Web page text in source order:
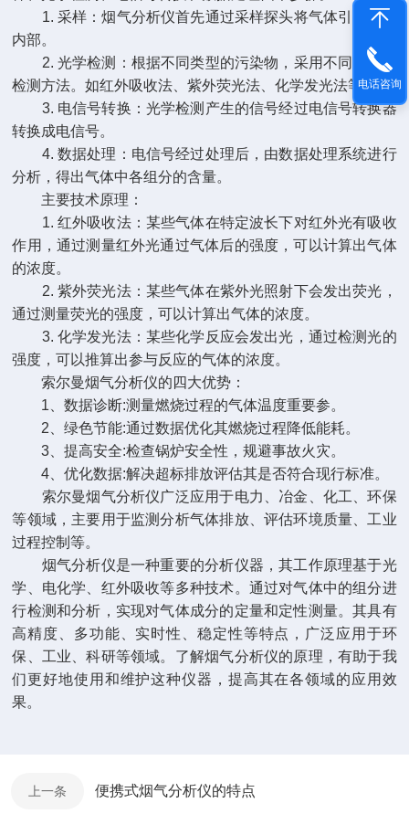
1. 采样：烟气分析仪首先通过采样探头将气体引入仪器
内部。
2. 光学检测：根据不同类型的污染物，采用不同的光学
检测方法。如红外吸收法、紫外荧光法、化学发光法等。
3. 电信号转换：光学检测产生的信号经过电信号转换器
转换成电信号。
4. 数据处理：电信号经过处理后，由数据处理系统进行
分析，得出气体中各组分的含量。
主要技术原理：
1. 红外吸收法：某些气体在特定波长下对红外光有吸收
作用，通过测量红外光通过气体后的强度，可以计算出气体
的浓度。
2. 紫外荧光法：某些气体在紫外光照射下会发出荧光，
通过测量荧光的强度，可以计算出气体的浓度。
3. 化学发光法：某些化学反应会发出光，通过检测光的
强度，可以推算出参与反应的气体的浓度。
索尔曼烟气分析仪的四大优势：
1、数据诊断:测量燃烧过程的气体温度重要参。
2、绿色节能:通过数据优化其燃烧过程降低能耗。
3、提高安全:检查锅炉安全性，规避事故火灾。
4、优化数据:解决超标排放评估其是否符合现行标准。
索尔曼烟气分析仪广泛应用于电力、冶金、化工、环保
等领域，主要用于监测分析气体排放、评估环境质量、工业
过程控制等。
烟气分析仪是一种重要的分析仪器，其工作原理基于光
学、电化学、红外吸收等多种技术。通过对气体中的组分进
行检测和分析，实现对气体成分的定量和定性测量。其具有
高精度、多功能、实时性、稳定性等特点，广泛应用于环
保、工业、科研等领域。了解烟气分析仪的原理，有助于我
们更好地使用和维护这种仪器，提高其在各领域的应用效
果。
上一条 便携式烟气分析仪的特点
电话咨询